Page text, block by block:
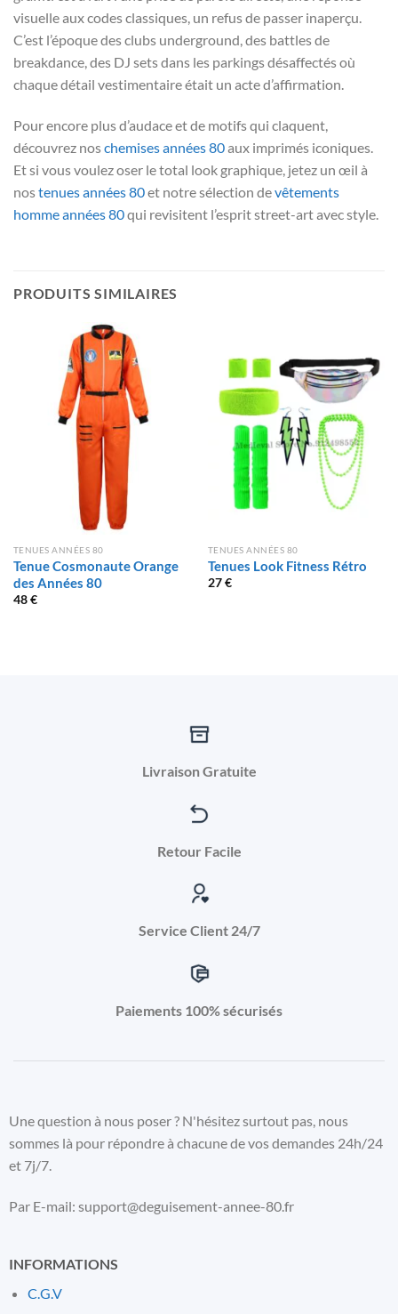
visuelle aux codes classiques, un refus de passer inaperçu.
C’est l’époque des clubs underground, des battles de
breakdance, des DJ sets dans les parkings désaffectés où
chaque détail vestimentaire était un acte d’affirmation.
Pour encore plus d’audace et de motifs qui claquent,
découvrez noschemises années 80aux imprimés iconiques.
Et si vous voulez oser le total look graphique, jetez un œil à
nostenues années 80et notre sélection devêtements
homme années 80qui revisitent l’esprit street-art avec style.
PRODUITS SIMILAIRES
TENUES ANNÉES 80
Tenue Cosmonaute Orange
des Années 80
48€
TENUES ANNÉES 80
Tenues Look Fitness Rétro
27€
Livraison Gratuite
Retour Facile
Service Client 24/7
Paiements 100% sécurisés
Une question à nous poser ? N'hésitez surtout pas, nous
sommes là pour répondre à chacune de vos demandes 24h/24
et 7j/7.
Par E-mail: support@deguisement-annee-80.fr
INFORMATIONS
C.G.V